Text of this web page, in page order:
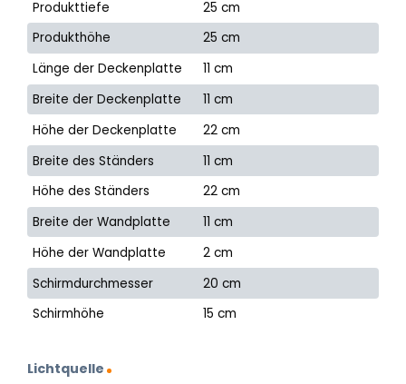
Produkttiefe
25 cm
Produkthöhe
25 cm
Länge der Deckenplatte
11 cm
Breite der Deckenplatte
11 cm
Höhe der Deckenplatte
22 cm
Breite des Ständers
11 cm
Höhe des Ständers
22 cm
Breite der Wandplatte
11 cm
Höhe der Wandplatte
2 cm
Schirmdurchmesser
20 cm
Schirmhöhe
15 cm
Lichtquelle